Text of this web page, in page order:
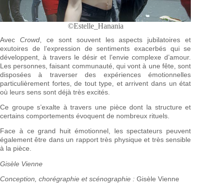
©Estelle_Hanania
Avec Crowd, ce sont souvent les aspects jubilatoires et
exutoires de l’expression de sentiments exacerbés qui se
développent, à travers le désir et l’envie complexe d’amour.
Les personnes, faisant communauté, qui vont à une fête, sont
disposées à traverser des expériences émotionnelles
particulièrement fortes, de tout type, et arrivent dans un état
où leurs sens sont déjà très excités.
Ce groupe s’exalte à travers une pièce dont la structure et
certains comportements évoquent de nombreux rituels.
Face à ce grand huit émotionnel, les spectateurs peuvent
également être dans un rapport très physique et très sensible
à la pièce.
Gisèle Vienne
Conception, chorégraphie et scénographie : Gisèle Vienne